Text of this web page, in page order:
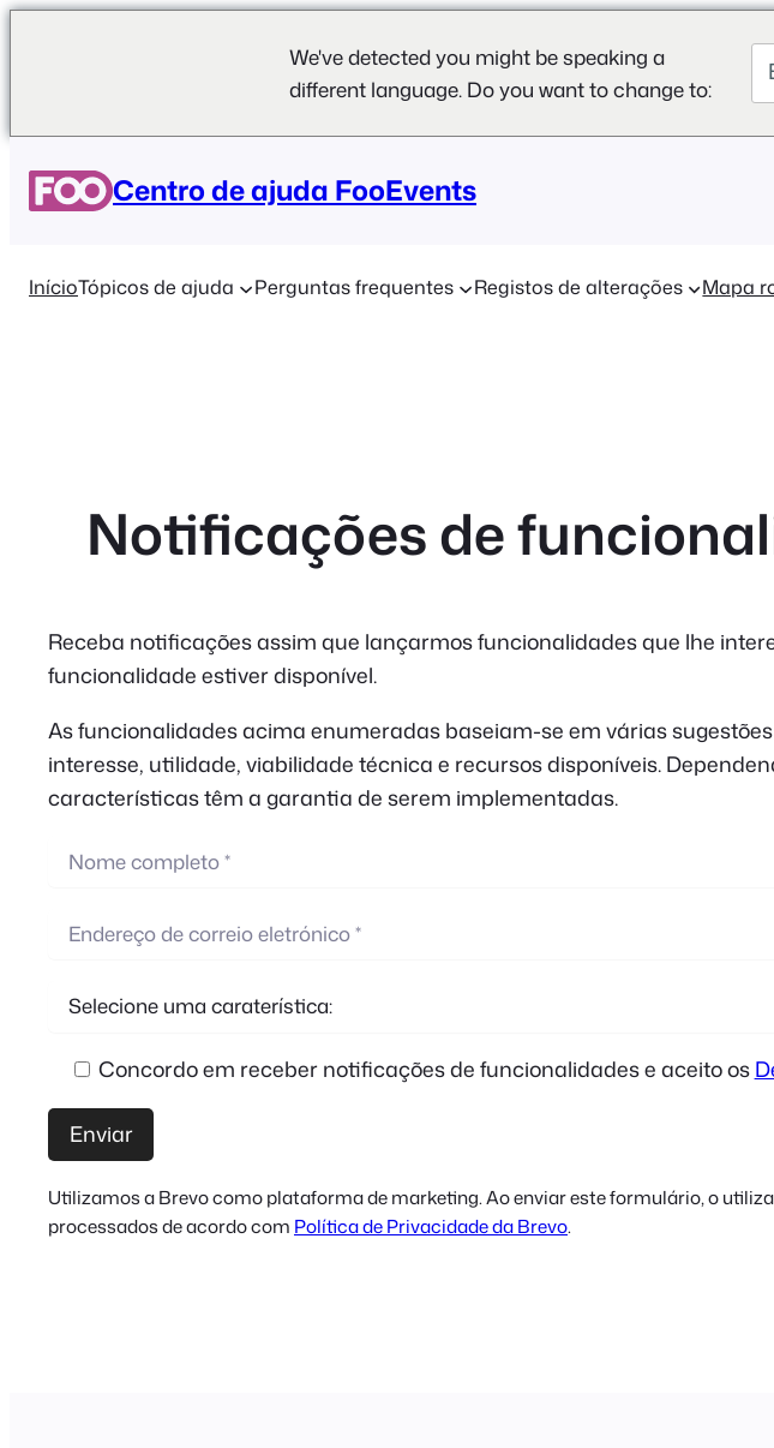
We've detected you might be speaking a
different language. Do you want to change to:
para
Centro de ajuda FooEvents
InícioTópicos de ajuda Perguntas frequentes Registos de alterações Mapa
Notificações de
Receba notificações assim que lançarmos funcionalidades que lhe
funcionalidade estiver disponível.
As funcionalidades acima enumeradas baseiam-se em várias
interesse, utilidade, viabilidade técnica e recursos disponíveis.
características têm a garantia de serem implementadas.
Concordo em receber notificações de funcionalidades e aceito os
Utilizamos a Brevo como plataforma de marketing. Ao enviar este formulário, o
processados de acordo com Política de Privacidade da Brevo.